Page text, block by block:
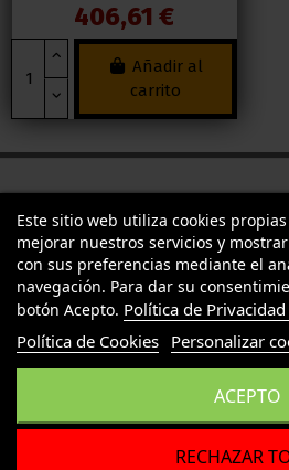
406,61 €
Añadir al
carrito
TU LLAMAS GROW
INFORMACION LEGAL
Contact us
Este sitio web utiliza cookies
mejorar nuestros servicios y
con sus preferencias mediante el
navegación. Para dar su
botón Acepto. Política de Privacidad
Política de Cookies Personalizar
RECHAZAR
ACEPTO